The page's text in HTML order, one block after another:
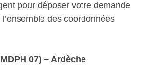
pour déposer votre demande
des coordonnées
07) – Ardèche